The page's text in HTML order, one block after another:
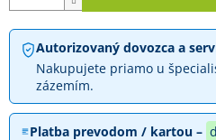
Autorizovaný dovozca a
Nakupujete priamo u
zázemím.
Platba prevodom / kartou –